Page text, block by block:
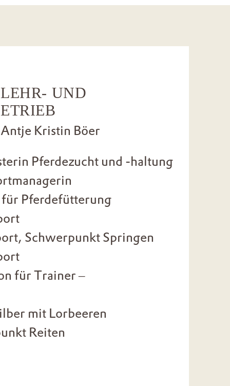
UND
Kristin Böer
Pferdezucht und -haltung
Pferdefütterung
Schwerpunkt Springen
für Trainer –
mit Lorbeeren
Reiten